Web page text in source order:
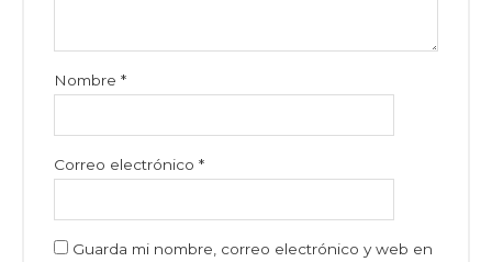
Nombre*
Correo electrónico*
Guarda mi nombre, correo electrónico y web en